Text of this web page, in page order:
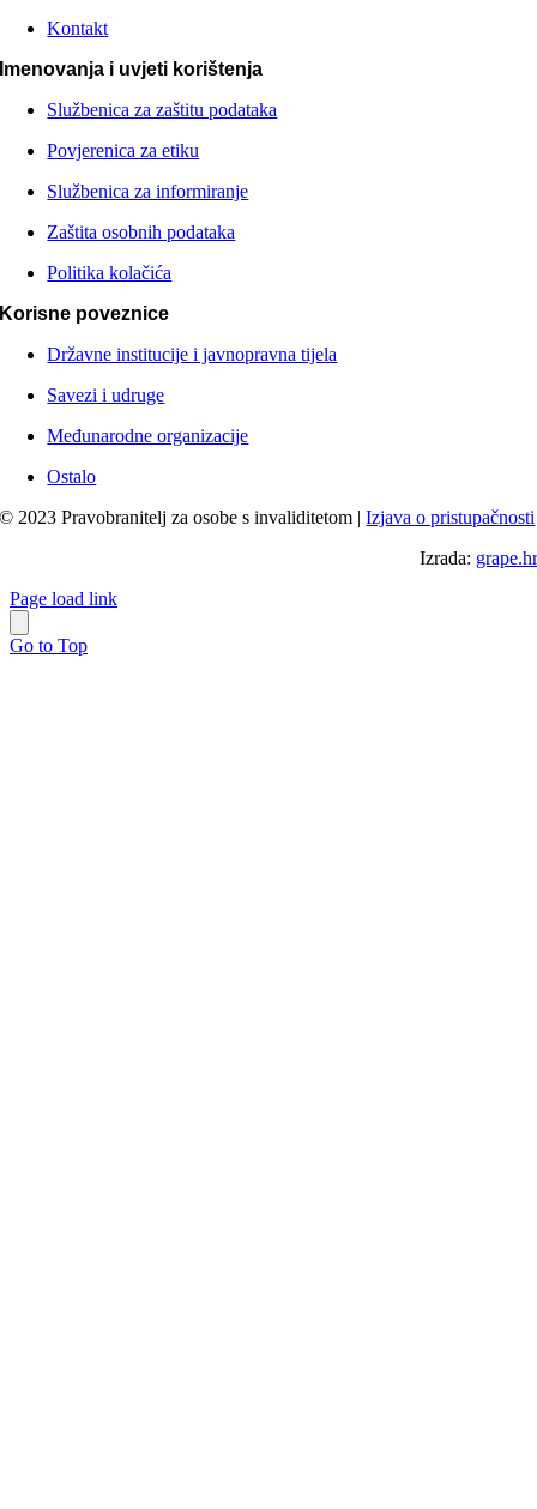
Kontakt
Imenovanja i uvjeti korištenja
Službenica za zaštitu podataka
Povjerenica za etiku
Službenica za informiranje
Zaštita osobnih podataka
Politika kolačića
Korisne poveznice
Državne institucije i javnopravna tijela
Savezi i udruge
Međunarodne organizacije
Ostalo
© 2023 Pravobranitelj za osobe s invaliditetom |Izjava o pristupačnosti
Izrada: grape.hr
Page load link
Go to Top